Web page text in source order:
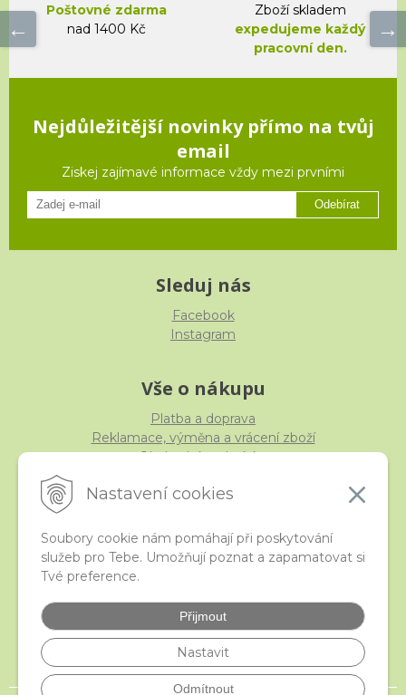
Nastavení cookies
Soubory cookie nám pomáhají při poskytování
služeb pro Tebe. Umožňují poznat a zapamatovat si
Tvé preference.
Přijmout
Nastavit
Odmítnout
Poštovné zdarma
nad 1400 Kč
Zboží skladem
expedujeme každý
pracovní den.
Nejdůležitější novinky přímo na tvůj
email
Ziskej zajímavé informace vždy mezi prvními
Odebírat
Sleduj nás
Facebook
Instagram
Vše o nákupu
Platba a doprava
Reklamace, výměna a vrácení zboží
Obchodní podmínky
iStraka
Velkoobchod
Nejčastější otázky
České puncovní značky